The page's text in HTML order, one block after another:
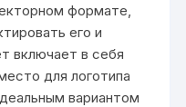
формате,
его и
включает в себя
для логотипа
вариантом